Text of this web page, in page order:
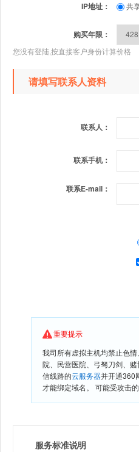
IP地址： 共
购买年限：
您没有登陆,按直接客户身份计算价格
请填写联系人资料
联系人：
联系手机：
联系E-mail：
重要提示
我司所有虚拟主机均禁止色
院、民营医院、弓驽刀剑、
信线路的云服务器并开通360
才能绑定域名。 可能受攻击
服务标准说明